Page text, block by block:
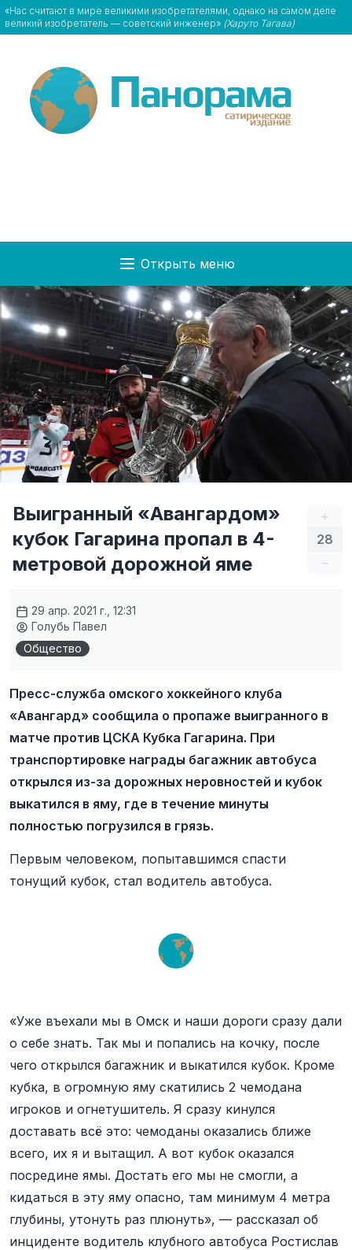
«Нас считают в мире великими изобретателями, однако на самом деле
великий изобретатель — советский инженер» (Харуто Тагава)
Открыть меню
+
28
–
Выигранный «Авангардом»
кубок Гагарина пропал в 4-
метровой дорожной яме
29 апр. 2021 г., 12:31
Голубь Павел
Общество
Пресс-служба омского хоккейного клуба
«Авангард» сообщила о пропаже выигранного в
матче против ЦСКА Кубка Гагарина. При
транспортировке награды багажник автобуса
открылся из-за дорожных неровностей и кубок
выкатился в яму, где в течение минуты
полностью погрузился в грязь.
Первым человеком, попытавшимся спасти
тонущий кубок, стал водитель автобуса.
«Уже въехали мы в Омск и наши дороги сразу дали
о себе знать. Так мы и попались на кочку, после
чего открылся багажник и выкатился кубок. Кроме
кубка, в огромную яму скатились 2 чемодана
игроков и огнетушитель. Я сразу кинулся
доставать всё это: чемоданы оказались ближе
всего, их я и вытащил. А вот кубок оказался
посредине ямы. Достать его мы не смогли, а
кидаться в эту яму опасно, там минимум 4 метра
глубины, утонуть раз плюнуть», — рассказал об
инциденте водитель клубного автобуса Ростислав